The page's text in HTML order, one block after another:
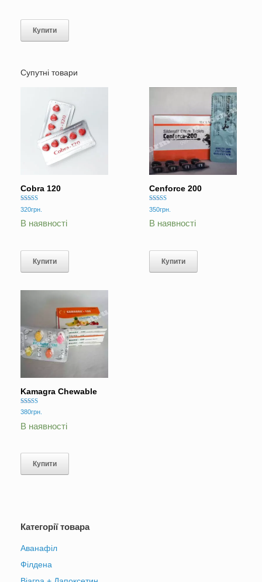
Купити
Супутні товари
Cobra 120
Оцінено в
5.00
з 5
320грн.
В наявності
Купити
Cenforce 200
Оцінено в
5.00
з 5
350грн.
В наявності
Купити
Kamagra Chewable
Оцінено в
з 5
380грн.
В наявності
Купити
Категорії товара
Аванафіл
Філдена